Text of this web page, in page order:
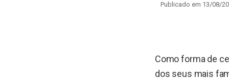
Publicado em 13/08/
Como forma de
dos seus mais